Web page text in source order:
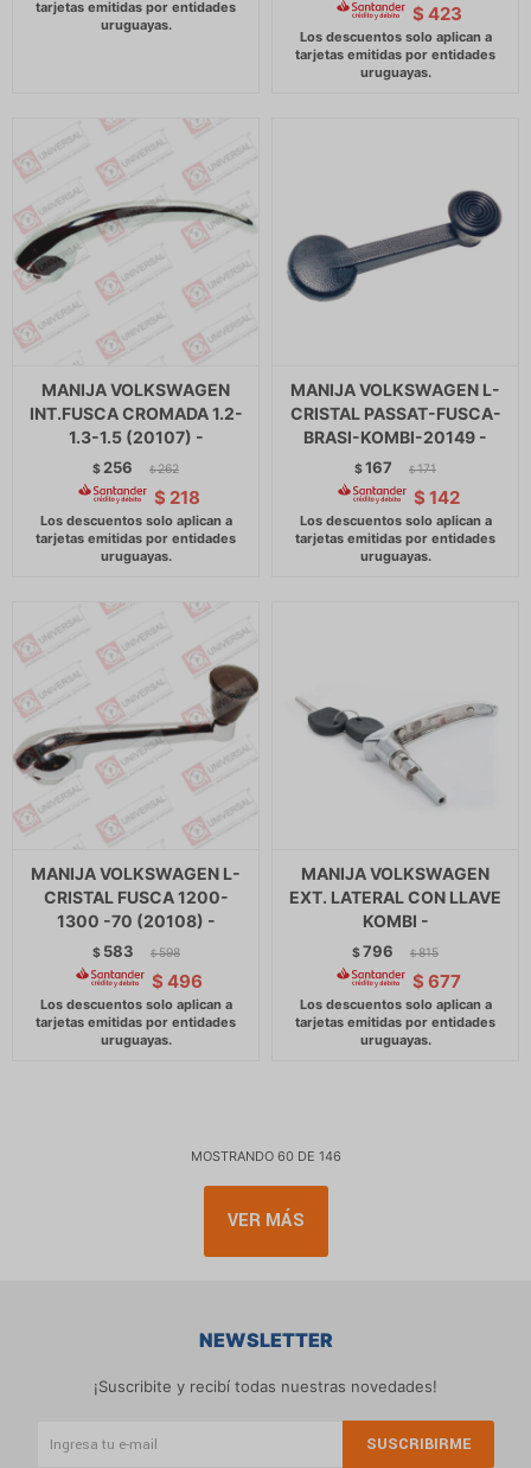
$ 423
MANIJA VOLKSWAGEN
INT.FUSCA CROMADA 1.2-
1.3-1.5 (20107) -
$ 256 $ 262
$ 218
MANIJA VOLKSWAGEN L-
CRISTAL PASSAT-FUSCA-
BRASI-KOMBI-20149 -
$167 $ 171
$ 142
MANIJA VOLKSWAGEN L-
CRISTAL FUSCA 1200-
1300 -70 (20108) -
$ 583 $ 598
$ 496
MANIJA VOLKSWAGEN
EXT. LATERAL CON LLAVE
KOMBI -
$796 $ 815
$ 677
MOSTRANDO 60 DE 146
VER MÁS
NEWSLETTER
¡Suscribite y recibí todas nuestras novedades!
SUSCRIBIRME